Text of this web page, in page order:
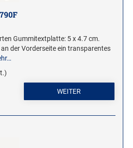
Gummitextplatte: 5 x 4.7 cm.
der Vorderseite ein transparentes